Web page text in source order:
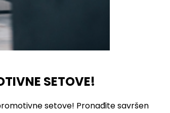
SETOVE!
setove! Pronađite savršen